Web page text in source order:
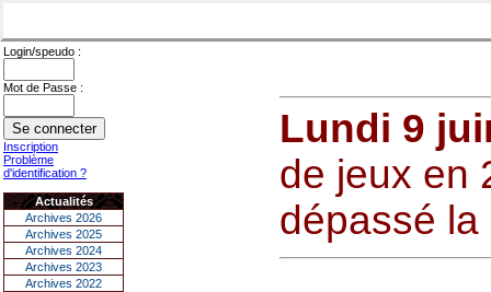
Login/speudo :
Mot de Passe :
Inscription
Problème
d'identification ?
Actualités
Archives 2026
Archives 2025
Archives 2024
Archives 2023
Archives 2022
Lundi 9
de jeux en
dépassé la